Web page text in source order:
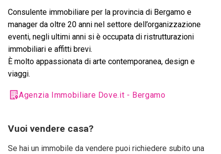
Consulente immobiliare per la provincia di Bergamo e
manager da oltre 20 anni nel settore dell’organizzazione
eventi, negli ultimi anni si è occupata di ristrutturazioni
immobiliari e affitti brevi.
È molto appassionata di arte contemporanea, design e
viaggi.
Agenzia Immobiliare Dove.it - Bergamo
Vuoi vendere casa?
Se hai un immobile da vendere puoi richiedere subito una